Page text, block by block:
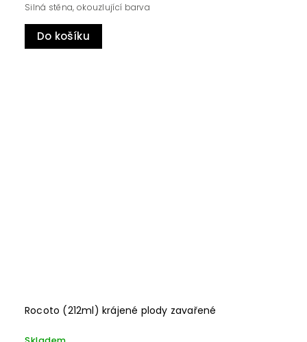
Do košíku
Silná stěna, okouzlující barva
Rocoto (212ml) krájené plody zavařené